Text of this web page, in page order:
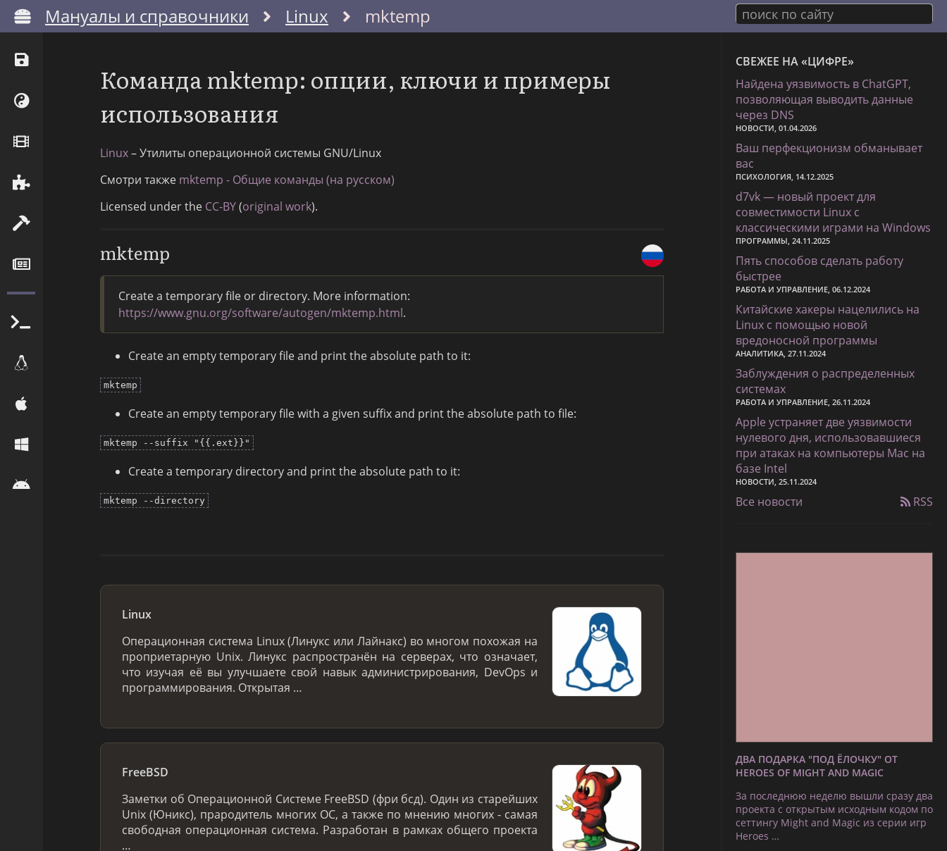
Мануалы и справочники Linux mktemp поиск по сайту
Команда mktemp: опции, ключи и примеры
использования
Linux– Утилиты операционной системы GNU/Linux
Смотри также mktemp - Общие команды (на русском)
Licensed under the CC-BY(original work).
mktemp
Create a temporary file or directory. More information:
https://www.gnu.org/software/autogen/mktemp.html.
Create an empty temporary file and print the absolute path to it:
mktemp
Create an empty temporary file with a given suffix and print the absolute path to file:
mktemp --suffix "{{.ext}}"
Create a temporary directory and print the absolute path to it:
mktemp --directory
Linux
Операционная система Linux (Линукс или Лайнакс) во многом похожая на
проприетарную Unix. Линукс распространён на серверах, что означает,
что изучая её вы улучшаете свой навык администрирования, DevOps и
программирования. Открытая …
FreeBSD
Заметки об Операционной Системе FreeBSD (фри бсд). Один из старейших
Unix (Юникс), прародитель многих ОС, а также по мнению многих - самая
свободная операционная система. Разработан в рамках общего проекта
…
СВЕЖЕЕ НА «ЦИФРЕ»
Найдена уязвимость в ChatGPT,
позволяющая выводить данные
через DNS
НОВОСТИ, 01.04.2026
Ваш перфекционизм обманывает
вас
ПСИХОЛОГИЯ, 14.12.2025
d7vk — новый проект для
совместимости Linux с
классическими играми на Windows
ПРОГРАММЫ, 24.11.2025
Пять способов сделать работу
быстрее
РАБОТА И УПРАВЛЕНИЕ, 06.12.2024
Китайские хакеры нацелились на
Linux с помощью новой
вредоносной программы
АНАЛИТИКА, 27.11.2024
Заблуждения о распределенных
системах
РАБОТА И УПРАВЛЕНИЕ, 26.11.2024
Apple устраняет две уязвимости
нулевого дня, использовавшиеся
при атаках на компьютеры Mac на
базе Intel
НОВОСТИ, 25.11.2024
Все новости RSS
ДВА ПОДАРКА "ПОД ЁЛОЧКУ" ОТ
HEROES OF MIGHT AND MAGIC
За последнюю неделю вышли сразу два
проекта с открытым исходным кодом по
сеттингу Might and Magic из серии игр
Heroes …